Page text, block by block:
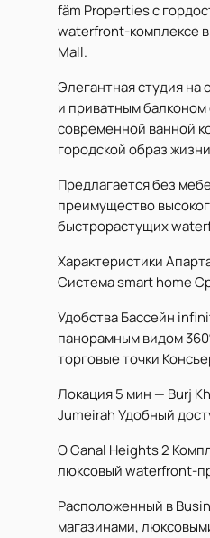
fäm Properties с
waterfront-комплексе в
Mall.
Элегантная студия
и приватным
современной ванной
городской образ
Предлагается без
преимущество
быстрорастущих
Характеристики
Система smart home
Удобства Бассейн
панорамным видом
торговые точки
Локация 5 мин — Burj
Jumeirah Удобный
О Canal Heights 2
люксовый waterfront-
Расположенный в
магазинами,